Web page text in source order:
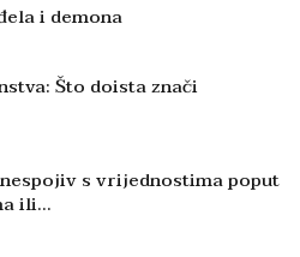
i demona
Što doista znači
s vrijednostima poput
ili…